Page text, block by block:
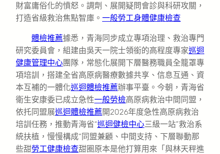
財富庸俗化的憤怒。調劑、展開疑問會診與科研攻關，
打造省級救治焦點智庫。 一般勞工身體健康檢查
體檢推薦據悉，青海同步成立專項治理、救治專門
研究委員會，組建由吳天一院士領銜的高程度專家巡迴
健康管理中心團隊，常態化展開下層醫務職員全籠罩專
項培訓，搭建全省高原病醫療數據共享、信息互通、資
本互補的一體化巡迴體檢推薦辦事平臺。今朝，青海省
衛生安康委已成立急性一般勞檢高原病救治中間同盟，
依托同盟展巡迴體檢推薦開2026年度急性高原病救治
培訓任務，推動青海省“巡迴健檢中心三級一站”救治系
統扶植，慢慢構成“同盟兼顧、中間支持、下層聯動那
些甜勞工健康檢查甜圈原本是他打算用來「與林天秤進